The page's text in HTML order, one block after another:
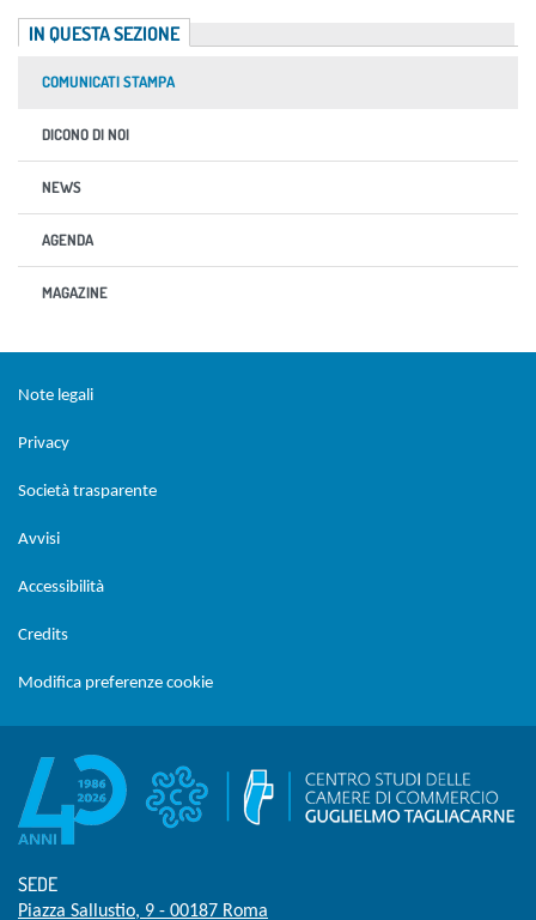
IN QUESTA SEZIONE
COMUNICATI STAMPA
DICONO DI NOI
NEWS
AGENDA
MAGAZINE
Note legali
Privacy
Società trasparente
Avvisi
Accessibilità
Credits
Modifica preferenze cookie
SEDE
Piazza Sallustio, 9 - 00187 Roma